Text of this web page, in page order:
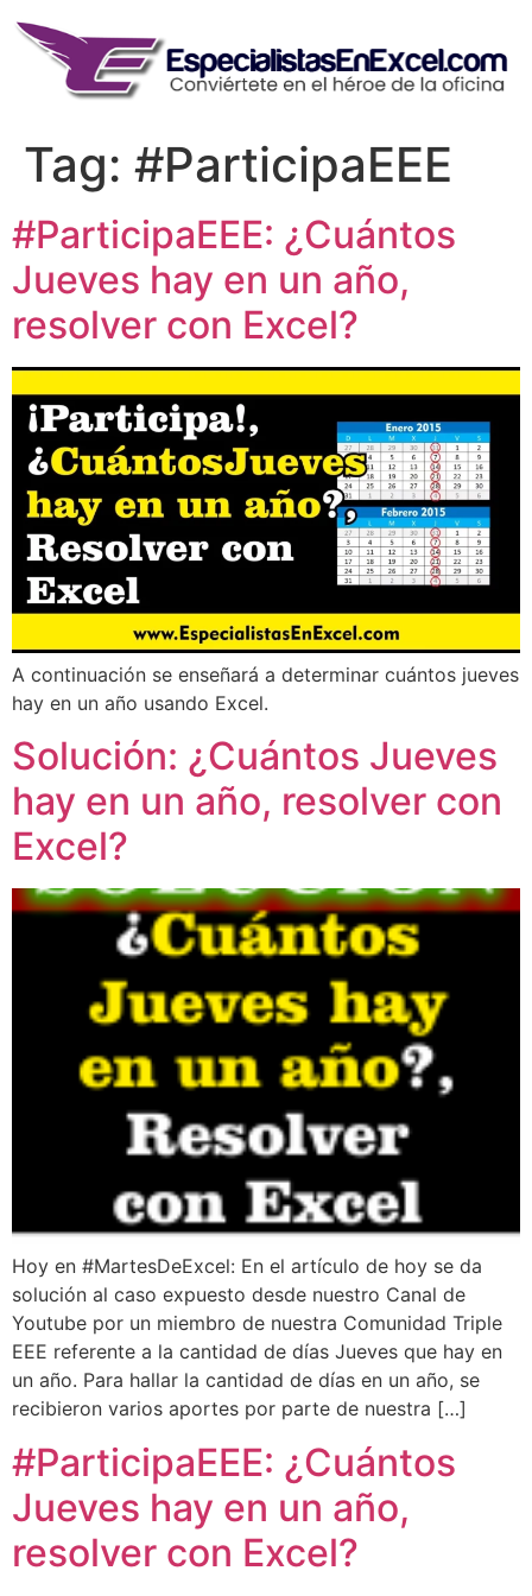
content
Tag: #ParticipaEEE
#ParticipaEEE: ¿Cuántos
Jueves hay en un año,
resolver con Excel?
A continuación se enseñará a determinar cuántos jueves
hay en un año usando Excel.
Solución: ¿Cuántos Jueves
hay en un año, resolver con
Excel?
Hoy en #MartesDeExcel: En el artículo de hoy se da
solución al caso expuesto desde nuestro Canal de
Youtube por un miembro de nuestra Comunidad Triple
EEE referente a la cantidad de días Jueves que hay en
un año. Para hallar la cantidad de días en un año, se
recibieron varios aportes por parte de nuestra […]
#ParticipaEEE: ¿Cuántos
Jueves hay en un año,
resolver con Excel?